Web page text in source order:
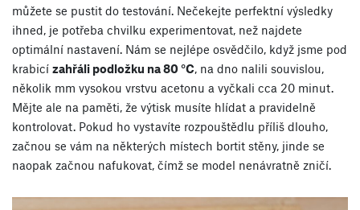
můžete se pustit do testování. Nečekejte perfektní výsledky
ihned, je potřeba chvilku experimentovat, než najdete
optimální nastavení. Nám se nejlépe osvědčilo, když jsme pod
krabicí zahřáli podložku na 80 °C, na dno nalili souvislou,
několik mm vysokou vrstvu acetonu a vyčkali cca 20 minut.
Mějte ale na paměti, že výtisk musíte hlídat a pravidelně
kontrolovat. Pokud ho vystavíte rozpouštědlu příliš dlouho,
začnou se vám na některých místech bortit stěny, jinde se
naopak začnou nafukovat, čímž se model nenávratně zničí.